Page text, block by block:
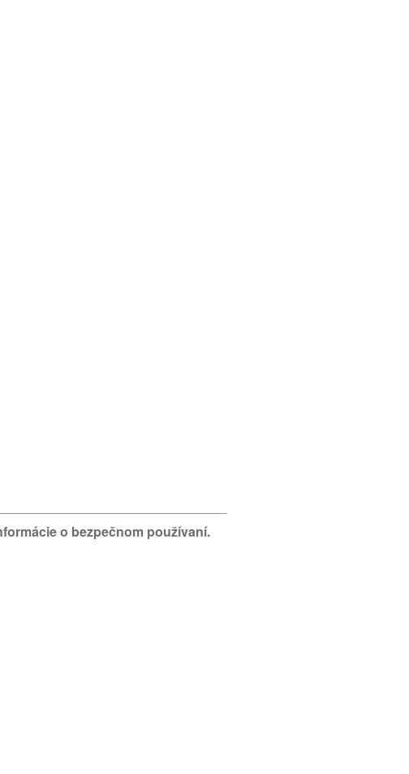
o bezpečnom používaní.